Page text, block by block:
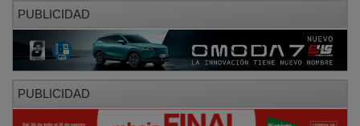
PUBLICIDAD
PUBLICIDAD